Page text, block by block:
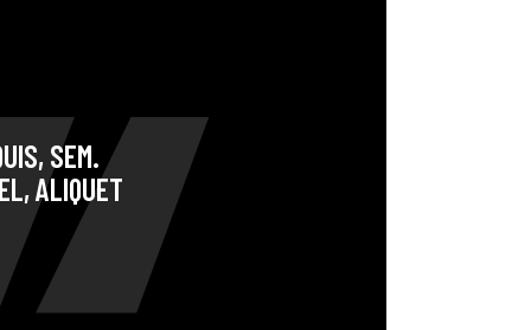
SEM.
ALIQUET